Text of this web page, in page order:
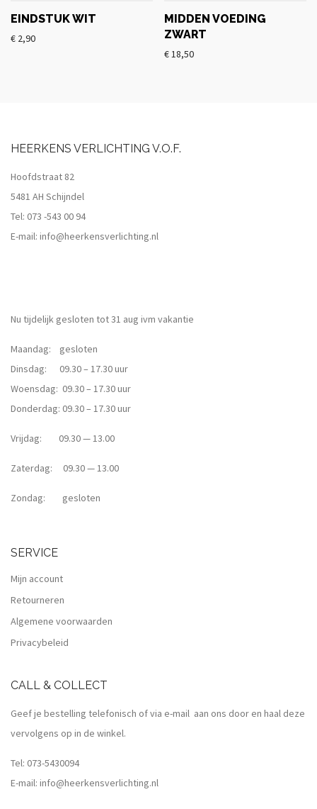
EINDSTUK WIT
€ 2,90
MIDDEN VOEDING
ZWART
€ 18,50
HEERKENS VERLICHTING V.O.F.
Hoofdstraat 82
5481 AH Schijndel
Tel: 073 -543 00 94
E-mail: info@heerkensverlichting.nl
Nu tijdelijk gesloten tot 31 aug ivm vakantie
Maandag: gesloten
Dinsdag: 09.30 – 17.30 uur
Woensdag: 09.30 – 17.30 uur
Donderdag: 09.30 – 17.30 uur
Vrijdag: 09.30 — 13.00
Zaterdag: 09.30 — 13.00
Zondag: gesloten
SERVICE
Mijn account
Retourneren
Algemene voorwaarden
Privacybeleid
CALL & COLLECT
Geef je bestelling telefonisch of via e-mail aan ons door en haal deze
vervolgens op in de winkel.
Tel: 073-5430094
E-mail: info@heerkensverlichting.nl